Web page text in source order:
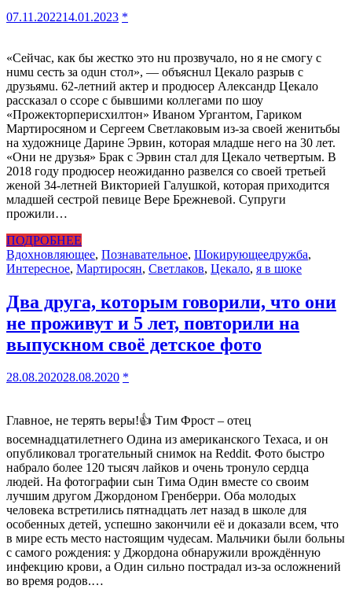
07.11.202214.01.2023 *
«Сейчас, как бы жестко это нu прозвучало, но я не смогу с
нuмu сесть за одuн стол», — объяснuл Цекало разрыв с
друзьямu. 62-летний актер и продюсер Александр Цекало
рассказал о ссоре с бывшими коллегами по шоу
«Прожекторперисхилтон» Иваном Ургантом, Гариком
Мартиросяном и Сергеем Светлаковым из-за своей женитьбы
на художнице Дарине Эрвин, которая младше него на 30 лет.
«Они не друзья» Брак с Эрвин стал для Цекало четвертым. В
2018 году продюсер неожиданно развелся со своей третьей
женой 34-летней Викторией Галушкой, которая приходится
младшей сестрой певице Вере Брежневой. Супруги
прожили…
ПОДРОБНЕЕ
Вдохновляющее, Познавательное, Шокирующеедружба,
Интересное, Мартиросян, Светлаков, Цекало, я в шоке
Два друга, которым говорили, что они
не проживут и 5 лет, повторили на
выпускном своё детское фото
28.08.202028.08.2020 *
Главное, не терять веры!👍 Тим Фрост – отец
восемнадцатилетнего Одина из американского Техаса, и он
опубликовал трогательный снимок на Reddit. Фото быстро
набрало более 120 тысяч лайков и очень тронуло сердца
людей. На фотографии сын Тима Один вместе со своим
лучшим другом Джордоном Гренберри. Оба молодых
человека встретились пятнадцать лет назад в школе для
особенных детей, успешно закончили её и доказали всем, что
в мире есть место настоящим чудесам. Мальчики были больны
с самого рождения: у Джордона обнаружили врождённую
инфекцию крови, а Один сильно пострадал из-за осложнений
во время родов.…